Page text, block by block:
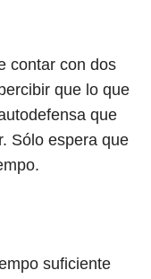
contar con dos
que lo que
que
Sólo espera que
suficiente